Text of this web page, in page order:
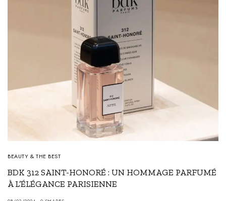
BEAUTY & THE BEST
BDK 312 SAINT-HONORÉ : UN HOMMAGE PARFUMÉ
À L’ÉLÉGANCE PARISIENNE